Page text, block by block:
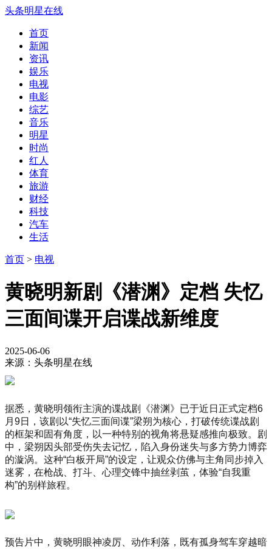
头条明星在线
首页
新闻
资讯
娱乐
电视
电影
综艺
音乐
明星
时尚
红人
体育
旅游
财经
科技
汽车
生活
首页 > 电视
黄晓明新剧《潜渊》定档 失忆
三面间谍开启谍战新维度
2025-06-06
来源：头条明星在线
据悉，黄晓明领衔主演的谍战剧《潜渊》已于近日正式定档6
月9日，该剧以“失忆三面间谍”梁朔为核心，打破传统谍战剧
的框架和固有角度，以一种特别的视角将悬疑感推向极致。剧
中，梁朔因头部受伤失去记忆，陷入身份迷失与多方势力博弈
的漩涡。这种“白板开局”的设定，让观众仿佛与主角同步掉入
迷雾，在枪战、打斗、心理交锋中抽丝剥茧，体验“自我重
构”的别样旅程。
预告片中，黄晓明眼神凌厉、动作利落，既有孤身驾车穿越暗